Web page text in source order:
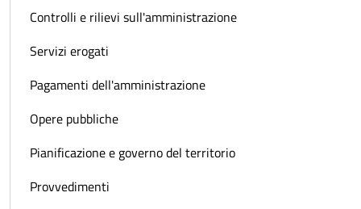
Controlli e rilievi sull'amministrazione
Servizi erogati
Pagamenti dell'amministrazione
Opere pubbliche
Pianificazione e governo del territorio
Provvedimenti